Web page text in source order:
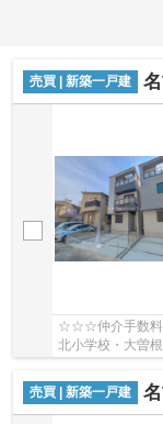
売買 | 新築一戸建 名
☆☆☆仲介手数料
北小学校・大曽
売買 | 新築一戸建 名